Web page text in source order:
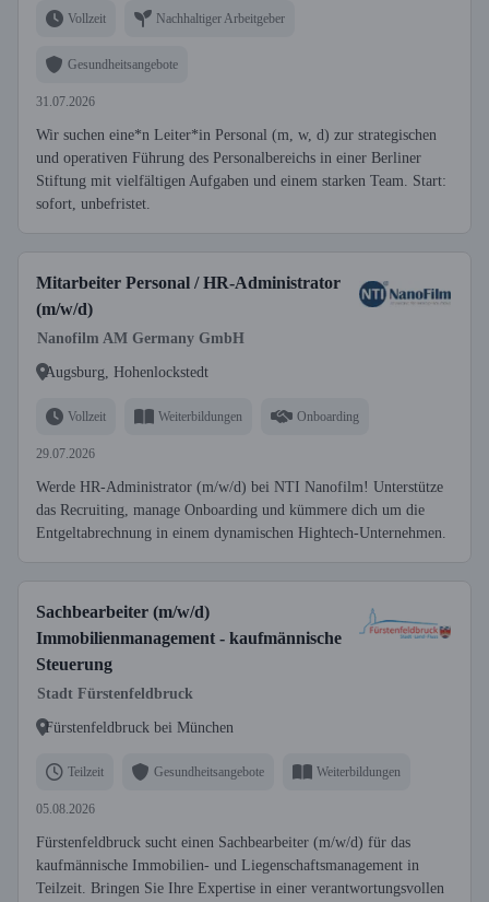
Vollzeit Nachhaltiger Arbeitgeber
Gesundheitsangebote
31.07.2026
Wir suchen eine*n Leiter*in Personal (m, w, d) zur strategischen
und operativen Führung des Personalbereichs in einer Berliner
Stiftung mit vielfältigen Aufgaben und einem starken Team. Start:
sofort, unbefristet.
Mitarbeiter Personal / HR-Administrator
(m/w/d)
Nanofilm AM Germany GmbH
Augsburg, Hohenlockstedt
Vollzeit Weiterbildungen Onboarding
29.07.2026
Werde HR-Administrator (m/w/d) bei NTI Nanofilm! Unterstütze
das Recruiting, manage Onboarding und kümmere dich um die
Entgeltabrechnung in einem dynamischen Hightech-Unternehmen.
Sachbearbeiter (m/w/d)
Immobilienmanagement - kaufmännische
Steuerung
Stadt Fürstenfeldbruck
Fürstenfeldbruck bei München
Teilzeit Gesundheitsangebote Weiterbildungen
05.08.2026
Fürstenfeldbruck sucht einen Sachbearbeiter (m/w/d) für das
kaufmännische Immobilien- und Liegenschaftsmanagement in
Teilzeit. Bringen Sie Ihre Expertise in einer verantwortungsvollen